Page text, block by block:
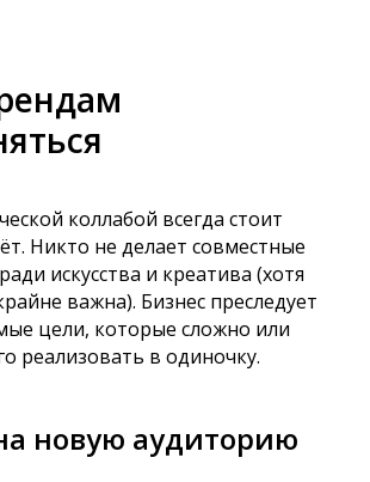
коллабой всегда стоит
Никто не делает совместные
искусства и креатива (хотя
важна). Бизнес преследует
цели, которые сложно или
реализовать в одиночку.
новую аудиторию